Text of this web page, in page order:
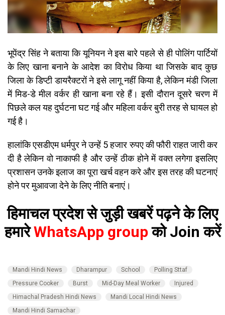
भूपेंद्र सिंह ने बताया कि यूनियन ने इस बारे पहले से ही पोलिंग पार्टियों
के लिए खाना बनाने के आदेश का विरोध किया था जिसके बाद कुछ
जिला के डिप्टी डायरैक्टरों ने इसे लागू नहीं किया है, लेकिन मंडी जिला
में मिड-डे मील वर्कर ही खाना बना रहे हैं। इसी दौरान दूसरे चरण में
पिछले कल यह दुर्घटना घट गई और महिला वर्कर बुरी तरह से घायल हो
गई है।
हालांकि एसडीएम धर्मपुर ने उन्हें 5 हजार रुपए की फौरी राहत जारी कर
दी है लेकिन वो नाकाफी है और उन्हें ठीक होने में वक्त लगेगा इसलिए
प्रशासन उनके इलाज का पूरा खर्च वहन करे और इस तरह की घटनाएं
होने पर मुआवजा देने के लिए नीति बनाएं।
हिमाचल प्रदेश से जुड़ी खबरें पढ़ने के लिए
हमारेWhatsApp groupको Join करें
Mandi Hindi News Dharampur School
Polling Sttaf
Pressure Cooker
Burst Mid-Day Meal Worker
Injured
Himachal Pradesh Hindi News
Mandi Local Hindi News
Mandi Hindi Samachar